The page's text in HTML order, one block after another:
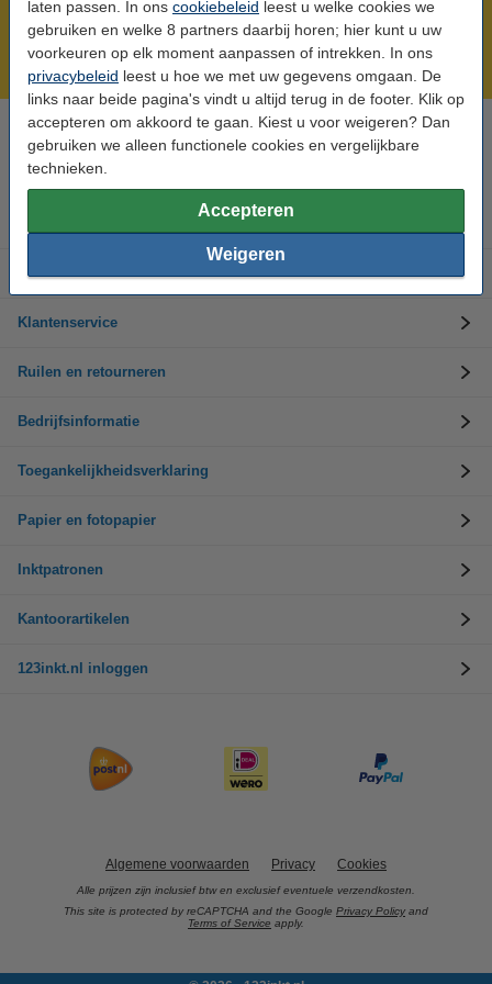
laten passen. In ons cookiebeleid leest u welke cookies we
gebruiken en welke 8 partners daarbij horen; hier kunt u uw
voorkeuren op elk moment aanpassen of intrekken. In ons
privacybeleid leest u hoe we met uw gegevens omgaan. De
links naar beide pagina's vindt u altijd terug in de footer. Klik op
accepteren om akkoord te gaan. Kiest u voor weigeren? Dan
gebruiken we alleen functionele cookies en vergelijkbare
technieken.
Accepteren
Weigeren
Meer dan 5 miljoen klanten!
Voor 23.59 uur besteld, morgen in huis!
Laagsteprijsgarantie!
Hulp nodig? Bel ons op 0294-787123
Op werkdagen van 8.00 tot 17.00 uur
Toner cartridges
Klantenservice
Ruilen en retourneren
Bedrijfsinformatie
Toegankelijkheidsverklaring
Papier en fotopapier
Inktpatronen
Kantoorartikelen
123inkt.nl inloggen
Algemene voorwaarden Privacy Cookies
Alle prijzen zijn inclusief btw en exclusief eventuele verzendkosten.
This site is protected by reCAPTCHA and the Google Privacy Policy and
Terms of Service apply.